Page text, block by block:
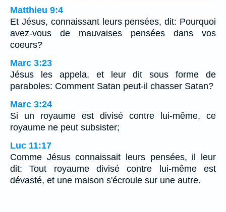
Matthieu 9:4
Et Jésus, connaissant leurs pensées, dit: Pourquoi
avez-vous de mauvaises pensées dans vos
coeurs?
Marc 3:23
Jésus les appela, et leur dit sous forme de
paraboles: Comment Satan peut-il chasser Satan?
Marc 3:24
Si un royaume est divisé contre lui-même, ce
royaume ne peut subsister;
Luc 11:17
Comme Jésus connaissait leurs pensées, il leur
dit: Tout royaume divisé contre lui-même est
dévasté, et une maison s'écroule sur une autre.